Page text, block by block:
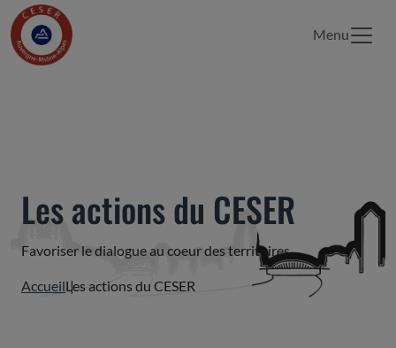
Menu
Les actions du CESER
Favoriser le dialogue au coeur des territoires
AccueilLes actions du CESER